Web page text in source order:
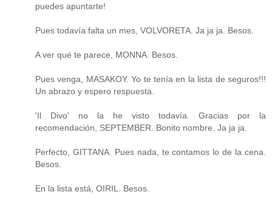
puedes apuntarte!
Pues todavía falta un mes, VOLVORETA. Ja ja ja. Besos.
A ver qué te parece, MONNA. Besos.
Pues venga, MASAKOY. Yo te tenía en la lista de seguros!!!
Un abrazo y espero respuesta.
'Il Divo' no la he visto todavía. Gracias por la
recomendación, SEPTEMBER. Bonito nombre. Ja ja ja.
Perfecto, GITTANA. Pues nada, te contamos lo de la cena.
Besos.
En la lista está, OIRIL. Besos.